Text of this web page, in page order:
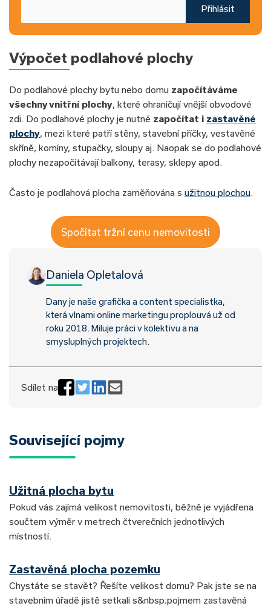
Přihlásit
Výpočet podlahové plochy
Do podlahové plochy bytu nebo domu započítáváme
všechny vnitřní plochy, které ohraničují vnější obvodové
zdi. Do podlahové plochy je nutné započítat i zastavěné
plochy, mezi které patří stěny, stavební příčky, vestavěné
skříně, komíny, stupačky, sloupy aj. Naopak se do podlahové
plochy nezapočítávají balkony, terasy, sklepy apod.
Často je podlahová plocha zaměňována s užitnou plochou.
Spočítat tržní cenu nemovitosti
Daniela Opletalová
Dany je naše grafička a content specialistka,
která vlnami online marketingu proplouvá už od
roku 2018. Miluje práci v kolektivu a na
smysluplných projektech.
Sdílet na
Související pojmy
Užitná plocha bytu
Pokud vás zajímá velikost nemovitosti, běžně je vyjádřena
součtem výměr v metrech čtverečních jednotlivých
místností.
Zastavěná plocha pozemku
Chystáte se stavět? Řešíte velikost domu? Pak jste se na
stavebním úřadě jistě setkali s&nbsp;pojmem zastavěná